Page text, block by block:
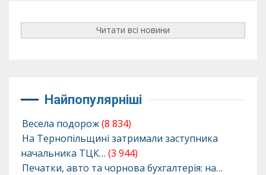
Читати всі новини
Найпопулярніші
Весела подорож(8 834)
На Тернопільщині затримали заступника
начальника ТЦК… (3 944)
Печатки, авто та чорнова бухгалтерія: на…